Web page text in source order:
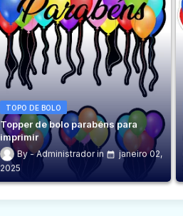
TOPO DE BOLO
Topper de bolo parabéns para
imprimir
Administrador
janeiro 02,
2025